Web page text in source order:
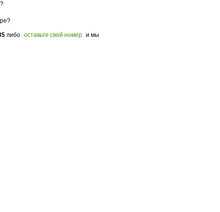
либо оставьте свой номер и мы